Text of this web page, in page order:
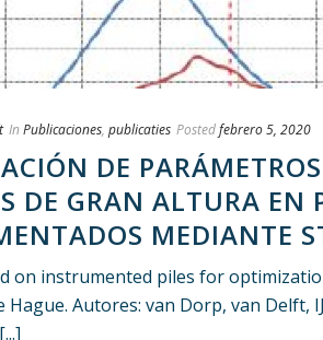
In Publicaciones, publicaties Postedfebrero 5, 2020
DE
DE GRAN ALTURA EN
MEDIANTE
on instrumented piles for
Autores: van Dorp, van Delft,